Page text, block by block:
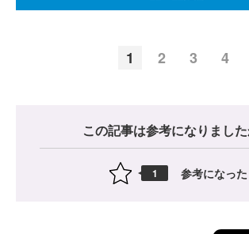
1 2 3 4
この記事は参考になりまし
1 参考になった